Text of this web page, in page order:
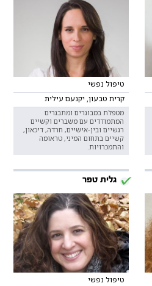
טיפול נפשי
קרית טבעון, יקנעם עילית
מטפלת במבוגרים ומתבגרים
המתמודדים עם משברים וקשיים
רגשיים ובין-אישיים, חרדה, דיכאון,
קשיים בתחום המיני, טראומה
והתמכרויות.
גלית טפר
טיפול נפשי